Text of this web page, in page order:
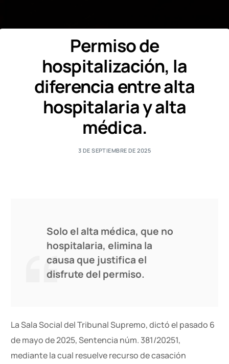
Permiso de
hospitalización, la
diferencia entre alta
hospitalaria y alta
médica.
3 DE SEPTIEMBRE DE 2025
Solo el alta médica, que no
hospitalaria, elimina la
causa que justifica el
disfrute del permiso.
La Sala Social del Tribunal Supremo, dictó el pasado 6
de mayo de 2025, Sentencia núm. 381/20251,
mediante la cual resuelve recurso de casación